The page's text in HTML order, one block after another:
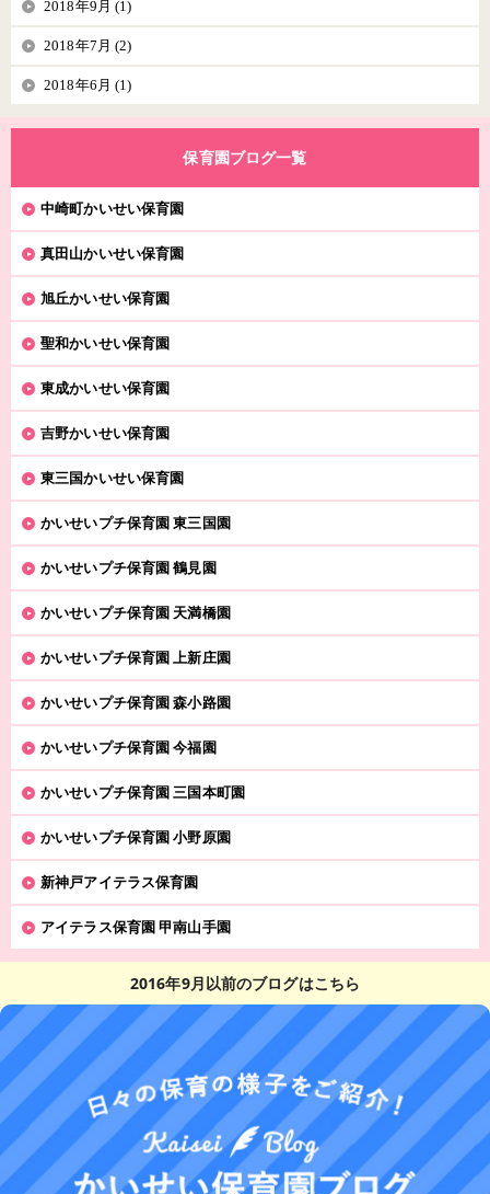
2018年9月 (1)
2018年7月 (2)
2018年6月 (1)
保育園ブログ一覧
中崎町かいせい保育園
真田山かいせい保育園
旭丘かいせい保育園
聖和かいせい保育園
東成かいせい保育園
吉野かいせい保育園
東三国かいせい保育園
かいせいプチ保育園 東三国園
かいせいプチ保育園 鶴見園
かいせいプチ保育園 天満橋園
かいせいプチ保育園 上新庄園
かいせいプチ保育園 森小路園
かいせいプチ保育園 今福園
かいせいプチ保育園 三国本町園
かいせいプチ保育園 小野原園
新神戸アイテラス保育園
アイテラス保育園 甲南山手園
2016年9月以前のブログはこちら